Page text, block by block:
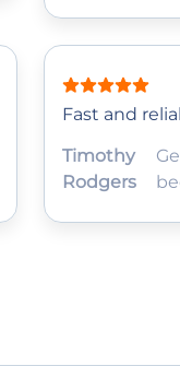
Fast and
Timothy
Rodgers